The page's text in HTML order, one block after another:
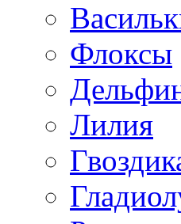
Флоксы
Лилия